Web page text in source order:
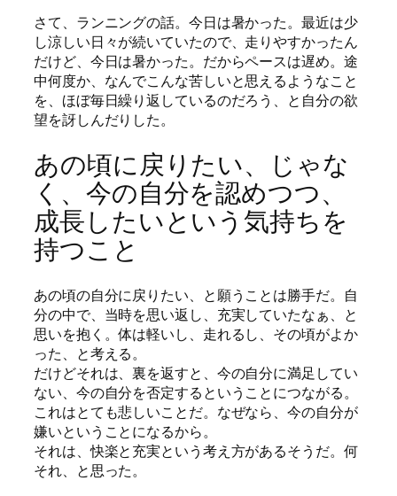
さて、ランニングの話。今日は暑かった。最近は少
し涼しい日々が続いていたので、走りやすかったん
だけど、今日は暑かった。だからペースは遅め。途
中何度か、なんでこんな苦しいと思えるようなこと
を、ほぼ毎日繰り返しているのだろう、と自分の欲
望を訝しんだりした。
あの頃に戻りたい、じゃな
く、今の自分を認めつつ、
成長したいという気持ちを
持つこと
あの頃の自分に戻りたい、と願うことは勝手だ。自
分の中で、当時を思い返し、充実していたなぁ、と
思いを抱く。体は軽いし、走れるし、その頃がよか
った、と考える。
だけどそれは、裏を返すと、今の自分に満足してい
ない、今の自分を否定するということにつながる。
これはとても悲しいことだ。なぜなら、今の自分が
嫌いということになるから。
それは、快楽と充実という考え方があるそうだ。何
それ、と思った。